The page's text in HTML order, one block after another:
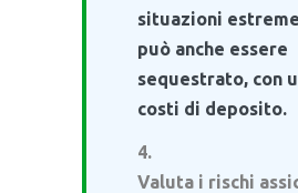
situazioni
può anche essere
sequestrato, con
costi di deposito.
Valuta i rischi